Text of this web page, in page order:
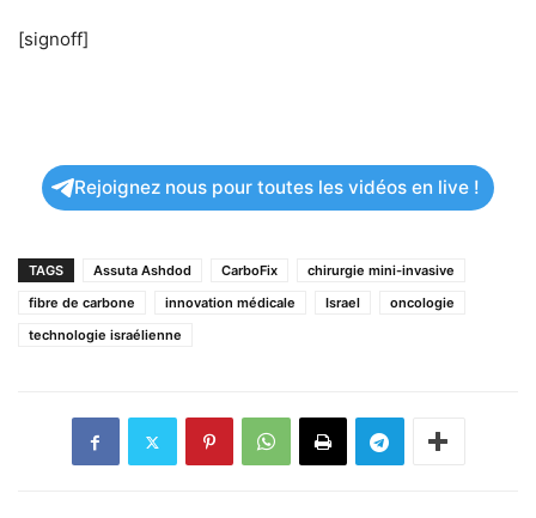
[signoff]
Rejoignez nous pour toutes les vidéos en live !
TAGS Assuta Ashdod CarboFix
chirurgie mini-invasive
fibre de carbone
innovation médicale Israel
oncologie
technologie israélienne